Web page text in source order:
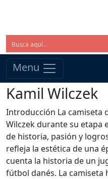
Menu
Kamil Wilczek
Introducción La camiseta
Wilczek durante su etapa
de historia, pasión y
refleja la estética de una
cuenta la historia de un
fútbol danés. La camiseta